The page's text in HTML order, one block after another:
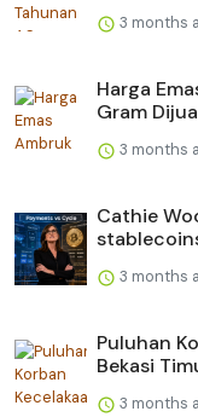
3 months
Harga
Gram
3 months
Cathie
3 months
Puluhan
Bekasi
3 months